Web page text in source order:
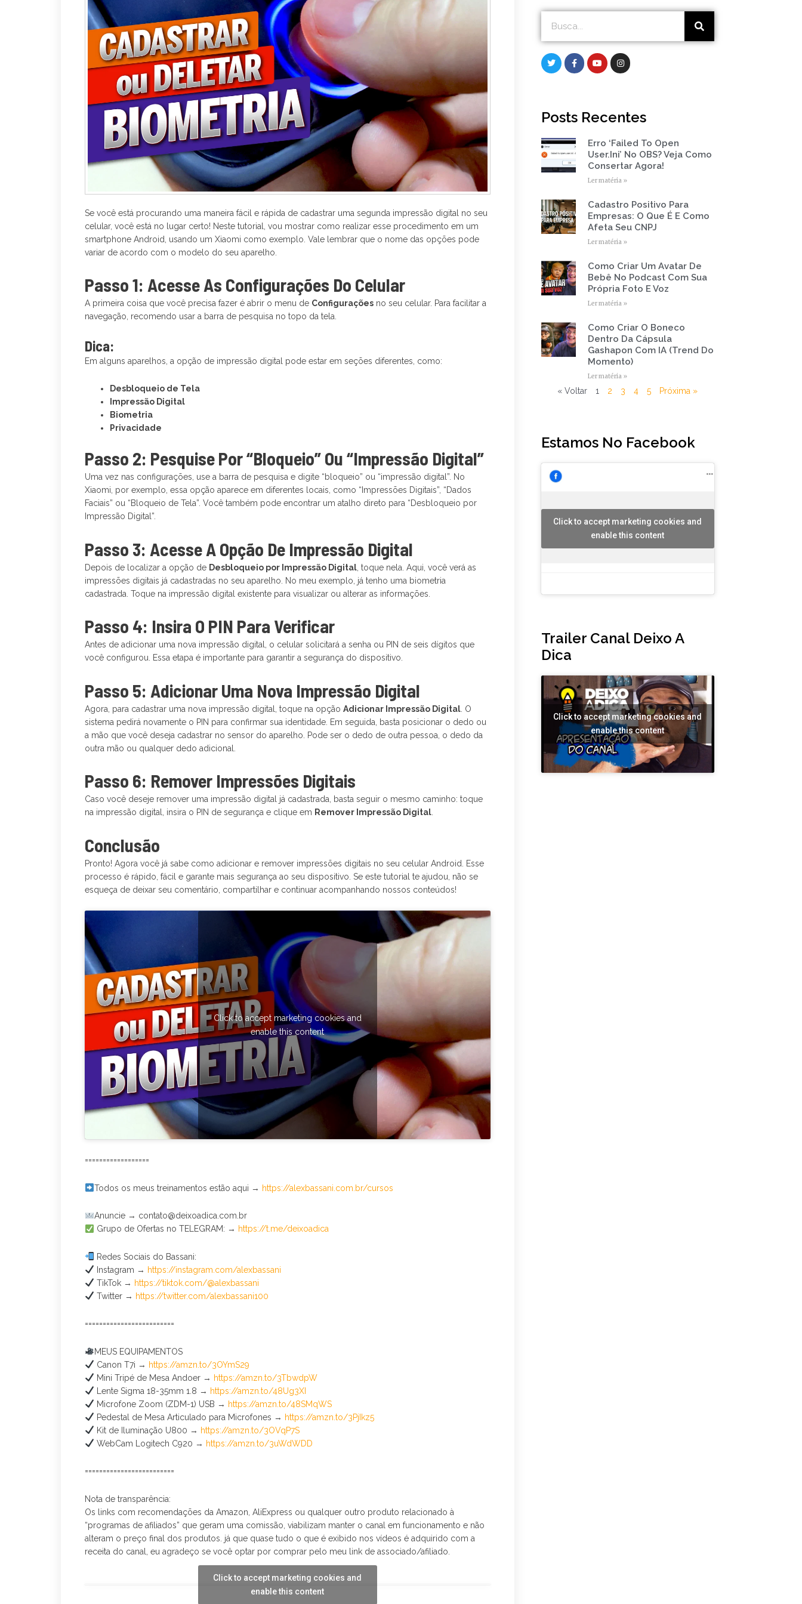
k
m
Se você está procurando uma maneira fácil e rápida de cadastrar uma segunda impressão digital no seu
celular, você está no lugar certo! Neste tutorial, vou mostrar como realizar esse procedimento em um
smartphone Android, usando um Xiaomi como exemplo. Vale lembrar que o nome das opções pode
variar de acordo com o modelo do seu aparelho.
Passo 1: Acesse As Configurações Do Celular
A primeira coisa que você precisa fazer é abrir o menu de Configurações no seu celular. Para facilitar a
navegação, recomendo usar a barra de pesquisa no topo da tela.
Dica:
Em alguns aparelhos, a opção de impressão digital pode estar em seções diferentes, como:
Desbloqueio de Tela
Impressão Digital
Biometria
Privacidade
Passo 2: Pesquise Por “Bloqueio” Ou “Impressão Digital”
Uma vez nas configurações, use a barra de pesquisa e digite “bloqueio” ou “impressão digital”. No
Xiaomi, por exemplo, essa opção aparece em diferentes locais, como “Impressões Digitais”, “Dados
Faciais” ou “Bloqueio de Tela”. Você também pode encontrar um atalho direto para “Desbloqueio por
Impressão Digital”.
Passo 3: Acesse A Opção De Impressão Digital
Depois de localizar a opção de Desbloqueio por Impressão Digital , toque nela. Aqui, você verá as
impressões digitais já cadastradas no seu aparelho. No meu exemplo, já tenho uma biometria
cadastrada. Toque na impressão digital existente para visualizar ou alterar as informações.
Passo 4: Insira O PIN Para Verificar
Antes de adicionar uma nova impressão digital, o celular solicitará a senha ou PIN de seis dígitos que
você configurou. Essa etapa é importante para garantir a segurança do dispositivo.
Passo 5: Adicionar Uma Nova Impressão Digital
Agora, para cadastrar uma nova impressão digital, toque na opção Adicionar Impressão Digital . O
sistema pedirá novamente o PIN para confirmar sua identidade. Em seguida, basta posicionar o dedo ou
a mão que você deseja cadastrar no sensor do aparelho. Pode ser o dedo de outra pessoa, o dedo da
outra mão ou qualquer dedo adicional.
Passo 6: Remover Impressões Digitais
Caso você deseje remover uma impressão digital já cadastrada, basta seguir o mesmo caminho: toque
na impressão digital, insira o PIN de segurança e clique em Remover Impressão Digital.
Conclusão
Pronto! Agora você já sabe como adicionar e remover impressões digitais no seu celular Android. Esse
processo é rápido, fácil e garante mais segurança ao seu dispositivo. Se este tutorial te ajudou, não se
esqueça de deixar seu comentário, compartilhar e continuar acompanhando nossos conteúdos!
Click to accept marketing cookies and
enable this content
==================
Todos os meus treinamentos estão aqui → https://alexbassani.com.br/cursos
Anuncie → contato@deixoadica.com.br
Grupo de Ofertas no TELEGRAM: → https://t.me/deixoadica
Redes Sociais do Bassani:
Instagram → https://instagram.com/alexbassani
TikTok → https://tiktok.com/@alexbassani
Twitter → https://twitter.com/alexbassani100
=========================
MEUS EQUIPAMENTOS
Canon T7i → https://amzn.to/3OYmS29
Mini Tripé de Mesa Andoer → https://amzn.to/3TbwdpW
Lente Sigma 18-35mm 1.8 → https://amzn.to/48Ug3XI
Microfone Zoom (ZDM-1) USB → https://amzn.to/48SMqWS
Pedestal de Mesa Articulado para Microfones → https://amzn.to/3PjIkz5
Kit de Iluminação U800 → https://amzn.to/3OVqP7S
WebCam Logitech C920 → https://amzn.to/3uWdWDD
=========================
Nota de transparência:
Os links com recomendações da Amazon, AliExpress ou qualquer outro produto relacionado à
“programas de afiliados” que geram uma comissão, viabilizam manter o canal em funcionamento e não
alteram o preço final dos produtos. já que quase tudo o que é exibido nos vídeos é adquirido com a
receita do canal, eu agradeço se você optar por comprar pelo meu link de associado/afiliado.
Click to accept marketing cookies and
enable this content
Search
T
w
i
F
a
c
k
-
Y
o
u
I
n
s
a
m
Posts Recentes
Erro ‘Failed To Open
User.ini’ No OBS? Veja Como
Consertar Agora!
Ler matéria »
Cadastro Positivo Para
Empresas: O Que É E Como
Afeta Seu CNPJ
Ler matéria »
Como Criar Um Avatar De
Bebê No Podcast Com Sua
Própria Foto E Voz
Ler matéria »
Como Criar O Boneco
Dentro Da Cápsula
Gashapon Com IA (Trend Do
Momento)
Ler matéria »
« Voltar
Page
1
Page
2
Page
3
Page
4
Page
5 Próxima »
Estamos No Facebook
Click to accept marketing cookies and
enable this content
Trailer Canal Deixo A
Dica
Click to accept marketing cookies and
enable this content